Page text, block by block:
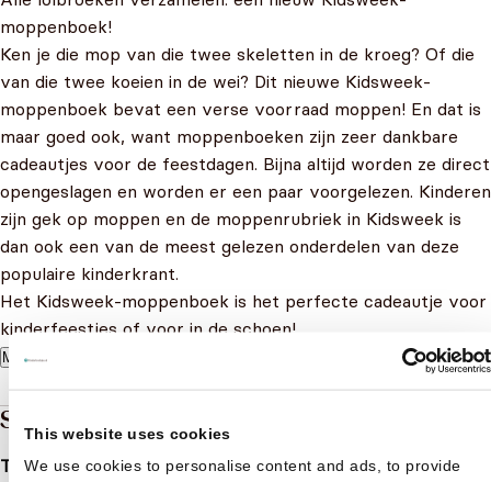
This website uses cookies
We use cookies to personalise content and ads, to provide
moppenboek!
Ken je die mop van die twee skeletten in de kroeg? Of die
van die twee koeien in de wei? Dit nieuwe Kidsweek-
moppenboek bevat een verse voorraad moppen! En dat is
maar goed ook, want moppenboeken zijn zeer dankbare
cadeautjes voor de feestdagen. Bijna altijd worden ze direct
opengeslagen en worden er een paar voorgelezen. Kinderen
zijn gek op moppen en de moppenrubriek in Kidsweek is
dan ook een van de meest gelezen onderdelen van deze
populaire kinderkrant.
Het Kidsweek-moppenboek is het perfecte cadeautje voor
kinderfeestjes of voor in de schoen!
Meer lezen
Specificaties
Taalnl